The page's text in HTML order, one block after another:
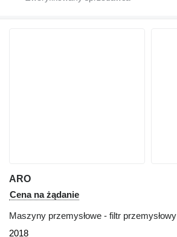
ARO
Cena na żądanie
Maszyny przemysłowe - filtr przemysłowy
2018